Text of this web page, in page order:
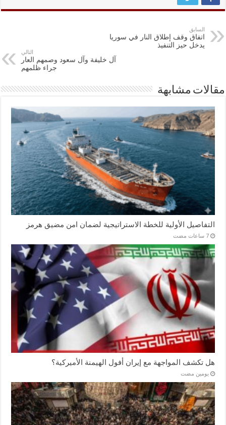
السابق
اتفاق وقف إطلاق النار في سوريا
يدخل حيز التنفيذ
التالي
آل خليفة وآل سعود وصمهم العار
جراء ظلمهم
مقالات مشابهة
التفاصيل الأولية للخطة الاستراتيجية لضمان امن مضيق هرمز
‏7 ساعات مضت
هل تكشف المواجهة مع إيران أفول الهيمنة الأميركية؟
‏يومين مضت